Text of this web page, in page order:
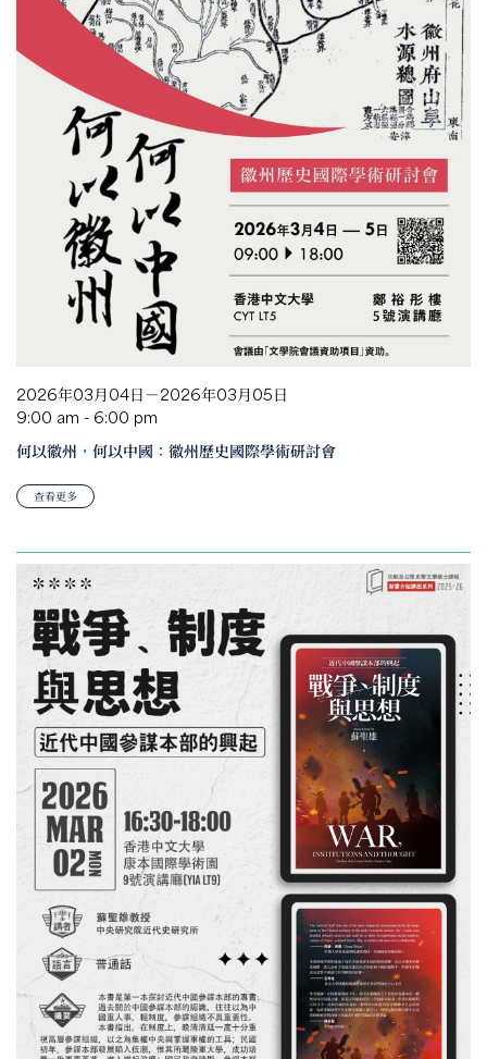
2026年03月04日－2026年03月05日
9:00 am - 6:00 pm
何以徽州，何以中國：徽州歷史國際學術研討會
查看更多